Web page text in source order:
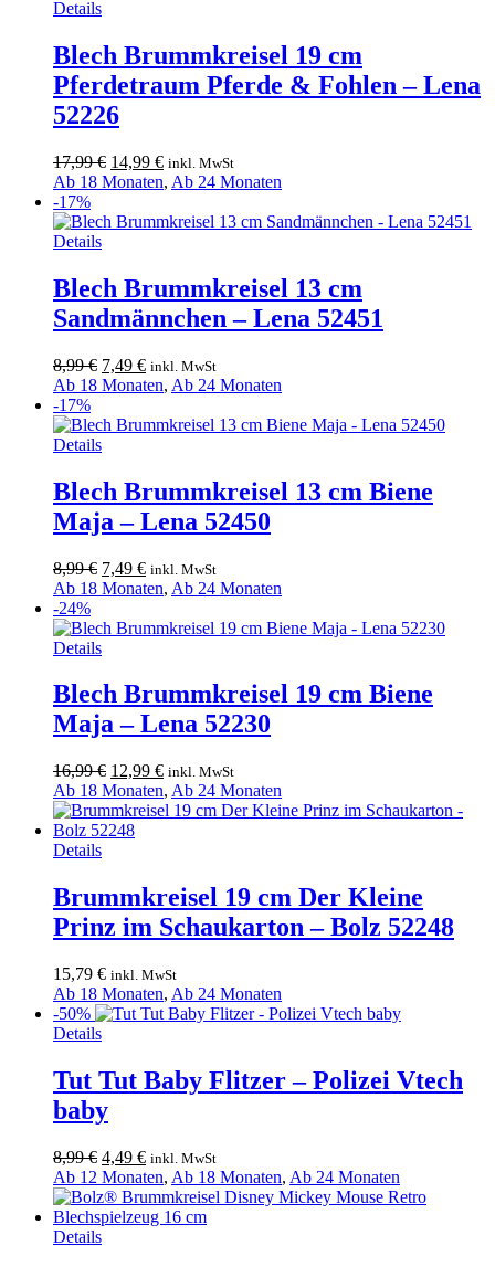
Details
Blech Brummkreisel 19 cm
Pferdetraum Pferde & Fohlen – Lena
52226
17,99€ Ursprünglicher
Preis
17,99 €
14,99 €Aktueller
Preis
14,99 €.
inkl. MwSt
Ab 18 Monaten, Ab 24 Monaten
-17%
Details
Blech Brummkreisel 13 cm
Sandmännchen – Lena 52451
8,99€ Ursprünglicher
Preis
8,99 €
7,49 €Aktueller
Preis
7,49 €.
inkl. MwSt
Ab 18 Monaten, Ab 24 Monaten
-17%
Details
Blech Brummkreisel 13 cm Biene
Maja – Lena 52450
8,99€ Ursprünglicher
Preis
8,99 €
7,49 €Aktueller
Preis
7,49 €.
inkl. MwSt
Ab 18 Monaten, Ab 24 Monaten
-24%
Details
Blech Brummkreisel 19 cm Biene
Maja – Lena 52230
16,99€ Ursprünglicher
Preis
war:
16,99 €
12,99 €Aktueller
Preis
ist:
inkl. MwSt
Ab 18 Monaten, Ab 24 Monaten
Details
Brummkreisel 19 cm Der Kleine
Prinz im Schaukarton – Bolz 52248
15,79 € inkl. MwSt
Ab 18 Monaten, Ab 24 Monaten
-50%
Details
Tut Tut Baby Flitzer – Polizei Vtech
baby
8,99€ Ursprünglicher
Preis
war:
8,99 €
4,49 €Aktueller
Preis
ist:
4,49 €.
inkl. MwSt
Ab 12 Monaten, Ab 18 Monaten, Ab 24 Monaten
Details